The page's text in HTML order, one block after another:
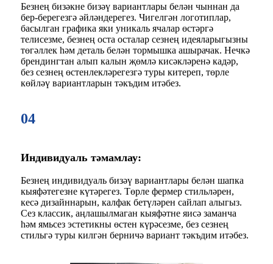
Безнең бизәкне бизәү вариантлары белән чыннан да
бер-берегезгә әйләндерегез. Чигелгән логотиплар,
басылган графика яки уникаль ячалар өстәргә
телисезме, безнең оста осталар сезнең идеяларыгызны
төгәллек һәм деталь белән тормышка ашырачак. Нечкә
брендингтан алып калын җөмлә кисәкләренә кадәр,
без сезнең өстенлекләрегезгә туры китереп, төрле
көйләү вариантларын тәкъдим итәбез.
04
Индивидуаль тәмамлау:
Безнең индивидуаль бизәү вариантлары белән шапка
кыяфәтегезне күтәрегез. Төрле фермер стильләрен,
кесә дизайннарын, калфак бетүләрен сайлап алыгыз.
Сез классик, аңлашылмаган кыяфәтне яисә заманча
һәм ямьсез эстетикны өстен күрәсезме, без сезнең
стильгә туры килгән берничә вариант тәкъдим итәбез.